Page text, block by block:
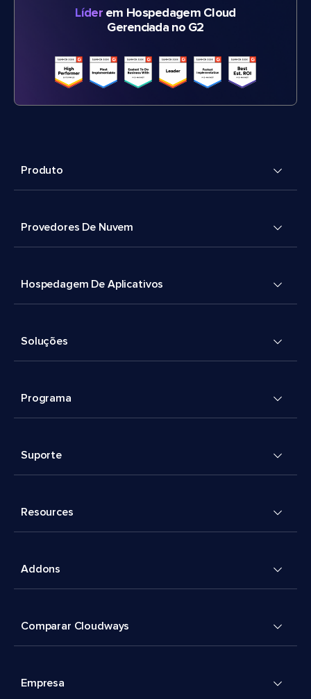
Líderem Hospedagem Cloud
Gerenciada no G2
Produto
Provedores De Nuvem
Hospedagem De Aplicativos
Soluções
Programa
Suporte
Resources
Addons
Comparar Cloudways
Empresa